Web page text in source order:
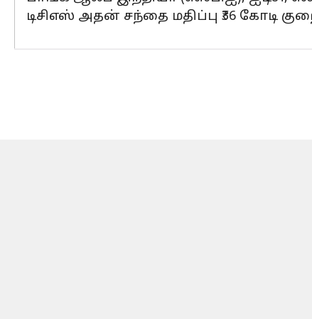
டிசிஎஸ் அதன் சந்தை மதிப்பு ₹36 கோடி